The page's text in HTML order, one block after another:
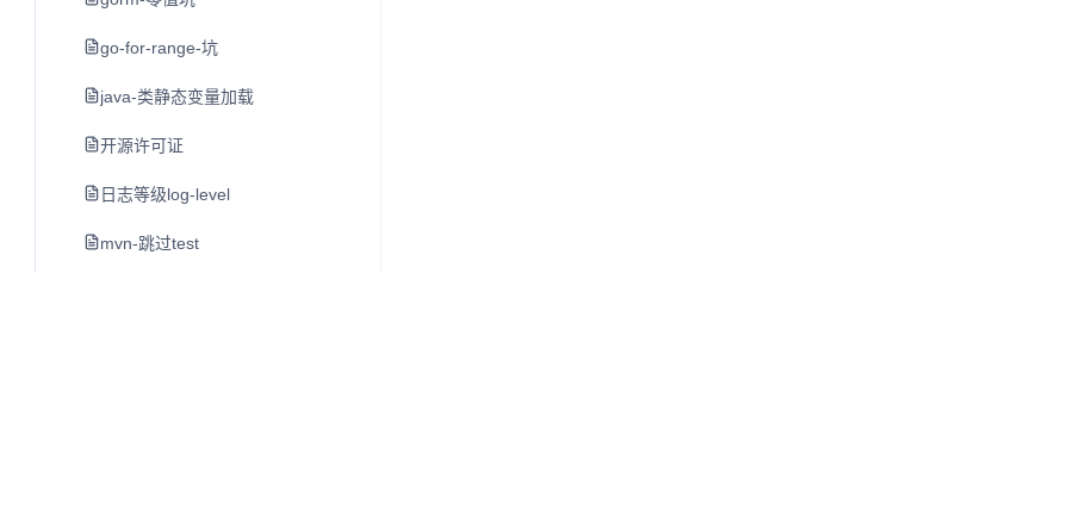
go-for-range-坑
java-类静态变量加载
开源许可证
日志等级log-level
mvn-跳过test